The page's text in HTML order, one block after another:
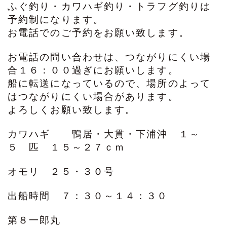
ふぐ釣り・カワハギ釣り・トラフグ釣りは
予約制になります。
お電話でのご予約をお願い致します。
お電話の問い合わせは、つながりにくい場
合１６：００過ぎにお願いします。
船に転送になっているので、場所のよって
はつながりにくい場合があります。
よろしくお願い致します。
カワハギ 鴨居・大貫・下浦沖 １～
５ 匹 １５～２７ｃｍ
オモリ ２５・３０号
出船時間 ７：３０～１４：３０
第８一郎丸